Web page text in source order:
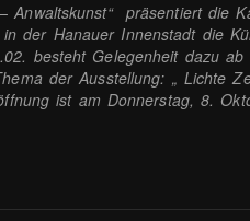
präsentiert die
der Hanauer Innenstadt die
besteht Gelegenheit dazu
der Ausstellung: „ Lichte
ist am Donnerstag, 8.